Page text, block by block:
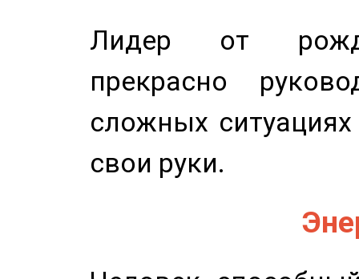
Лидер от
прекрасно
сложных
свои руки.